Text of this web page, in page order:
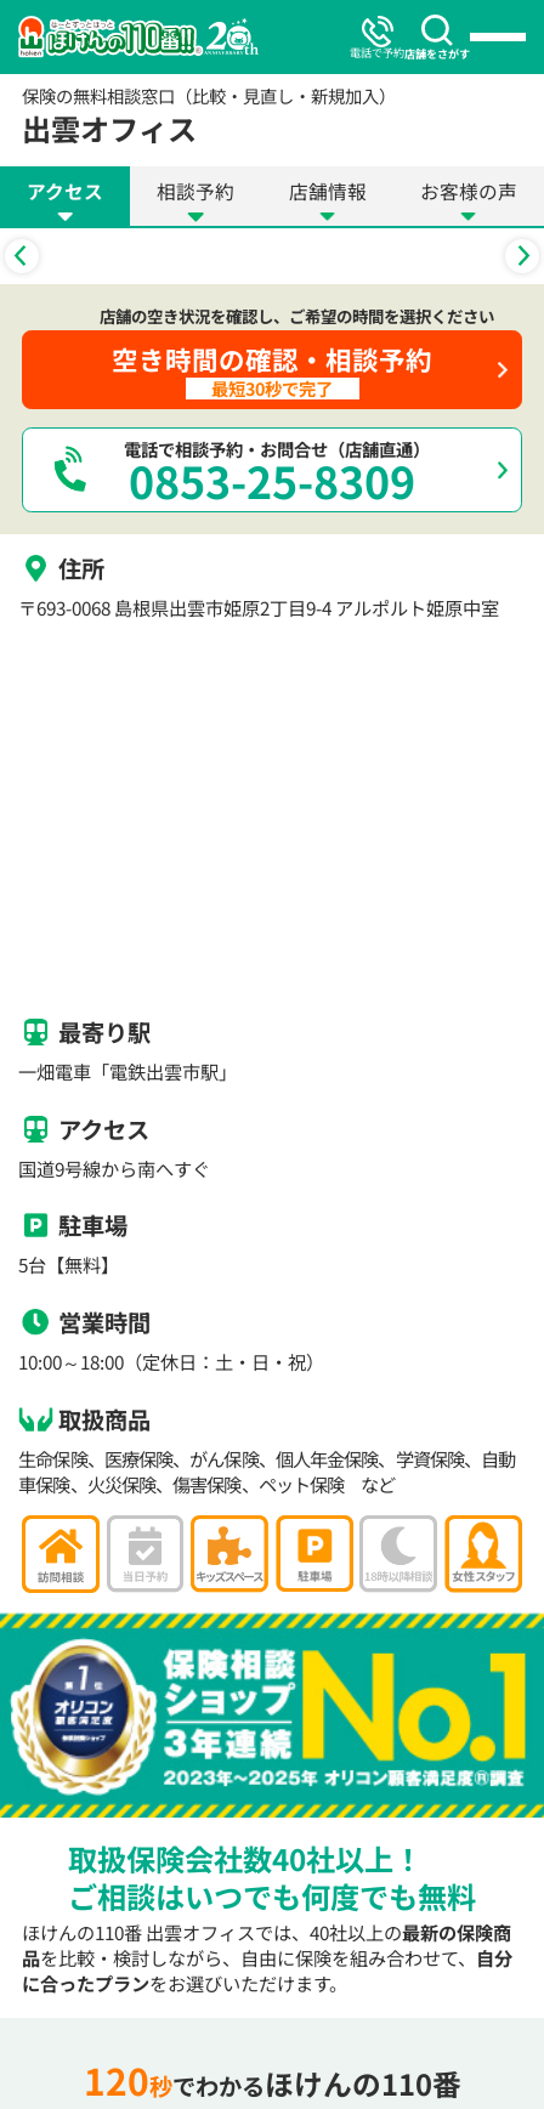
電話で予約店舗をさがす
保険の無料相談窓口（比較・見直し・新規加入）
出雲オフィス
アクセス 相談予約 店舗情報 お客様の声
電話で相談予約・お問合せ（店舗直通）
0853-25-8309
店舗の空き状況を確認し、ご希望の時間を選択ください
空き時間の確認・相談予約
最短30秒で完了
住所
〒693-0068 島根県出雲市姫原2丁目9-4 アルポルト姫原中室
最寄り駅
一畑電車「電鉄出雲市駅」
アクセス
国道9号線から南へすぐ
駐車場
5台【無料】
営業時間
10:00～18:00（定休日：土・日・祝）
取扱商品
生命保険、医療保険、がん保険、個人年金保険、学資保険、自動
車保険、火災保険、傷害保険、ペット保険 など
取扱保険会社数40社以上！
ご相談はいつでも何度でも無料
ほけんの110番 出雲オフィスでは、40社以上の最新の保険商
品を比較・検討しながら、自由に保険を組み合わせて、 自分
に合ったプランをお選びいただけます。
120秒でわかるほけんの110番